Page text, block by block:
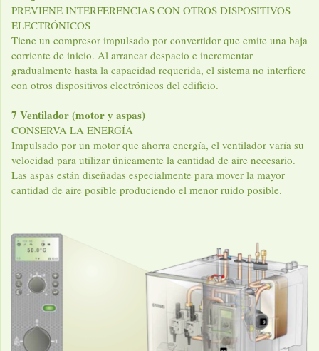
PREVIENE INTERFERENCIAS CON OTROS DISPOSITIVOS
ELECTRÓNICOS
Tiene un compresor impulsado por convertidor que emite una baja
corriente de inicio. Al arrancar despacio e incrementar
gradualmente hasta la capacidad requerida, el sistema no interfiere
con otros dispositivos electrónicos del edificio.
7 Ventilador (motor y aspas)
CONSERVA LA ENERGÍA
Impulsado por un motor que ahorra energía, el ventilador varía su
velocidad para utilizar únicamente la cantidad de aire necesario.
Las aspas están diseñadas especialmente para mover la mayor
cantidad de aire posible produciendo el menor ruido posible.